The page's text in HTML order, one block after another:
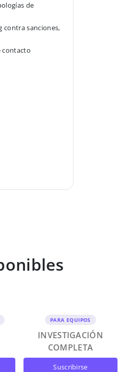
de
contra sanciones,
contacto
PARA EQUIPOS
INVESTIGACIÓN
COMPLETA
suscribirse